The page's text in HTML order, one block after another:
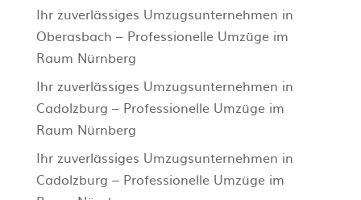
Ihr zuverlässiges Umzugsunternehmen in
Oberasbach – Professionelle Umzüge im
Raum Nürnberg
Ihr zuverlässiges Umzugsunternehmen in
Cadolzburg – Professionelle Umzüge im
Raum Nürnberg
Ihr zuverlässiges Umzugsunternehmen in
Cadolzburg – Professionelle Umzüge im